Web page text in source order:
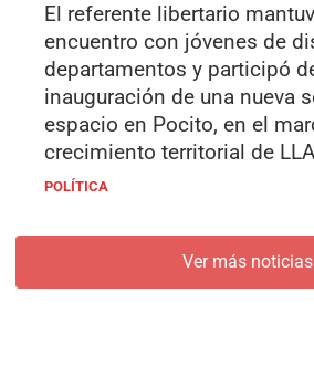
El referente libertario
encuentro con jóvenes de
departamentos y participó
inauguración de una nueva
espacio en Pocito, en el
crecimiento territorial de
POLÍTICA
Ver más noticias